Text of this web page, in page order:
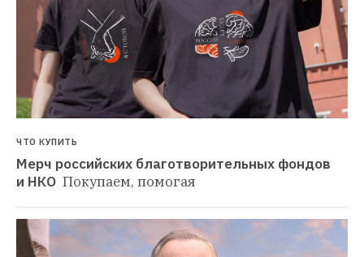
ЧТО КУПИТЬ
Мерч российских благотворительных фондов
и НКО Покупаем, помогая